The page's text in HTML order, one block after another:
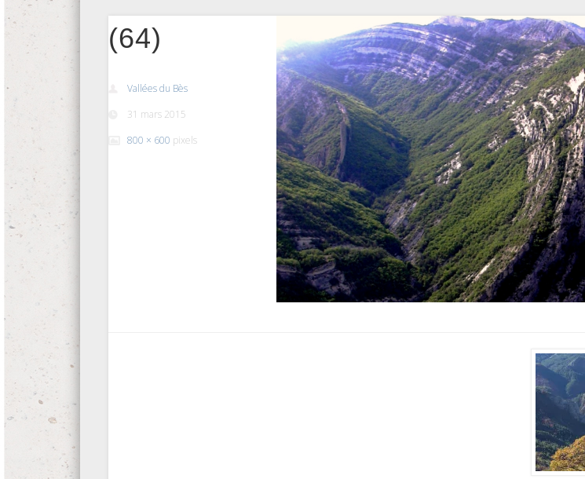
(64)
Vallées du Bès
31 mars 2015
800 × 600 pixels